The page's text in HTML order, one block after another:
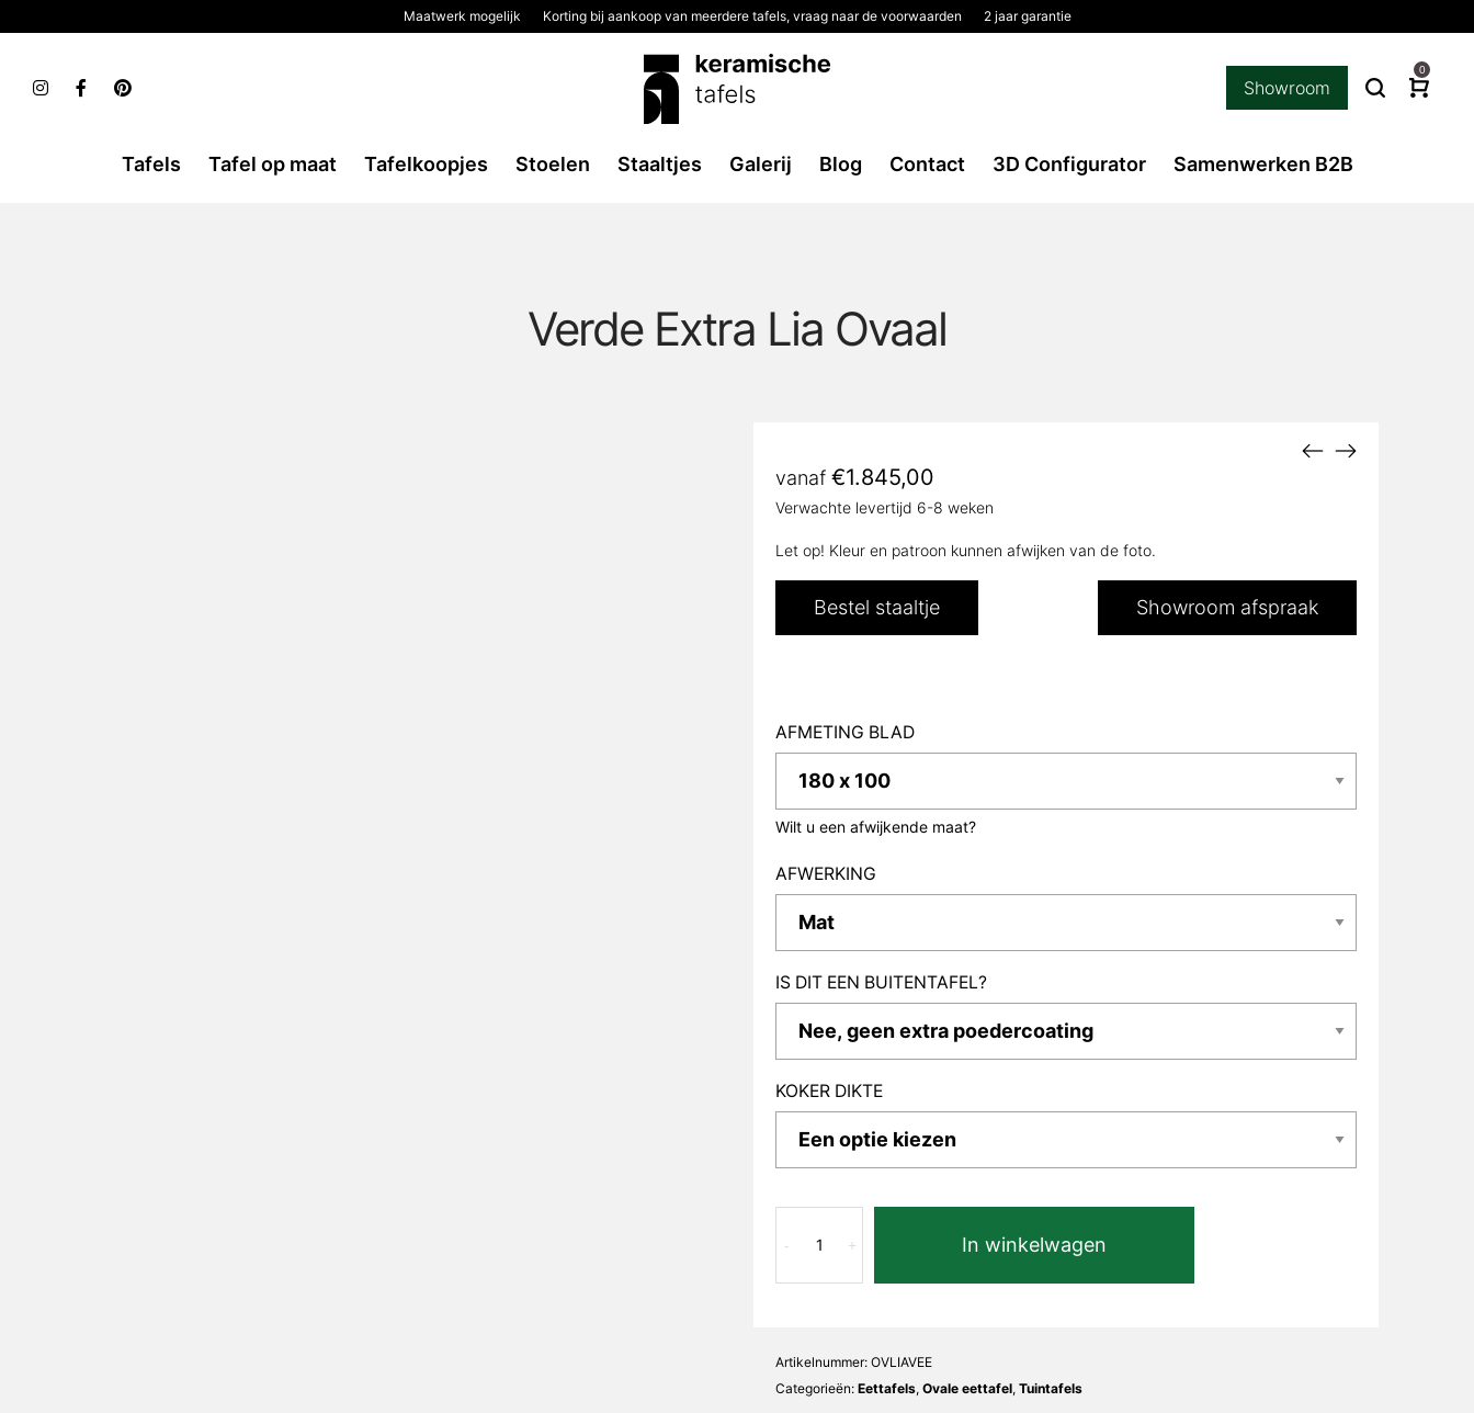
Maatwerk mogelijk Korting bij aankoop van meerdere tafels, vraag naar de voorwaarden 2 jaar garantie
Showroom
0
Tafels Tafel op maat Tafelkoopjes Stoelen Staaltjes Galerij Blog Contact 3D Configurator Samenwerken B2B
Verde Extra Lia Ovaal
vanaf €1.845,00
Verwachte levertijd 6-8 weken
Let op! Kleur en patroon kunnen afwijken van de foto.
Bestel staaltje Showroom afspraak
AFMETING BLAD
Wilt u een afwijkende maat?
AFWERKING
IS DIT EEN BUITENTAFEL?
KOKER DIKTE
Extra
+
- In winkelwagen
Artikelnummer: OVLIAVEE
Categorieën: Eettafels, Ovale eettafel, Tuintafels